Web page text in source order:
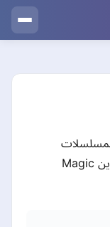
الاجنبية والاسيوية مترجم جودة عالية اونلاين Magic